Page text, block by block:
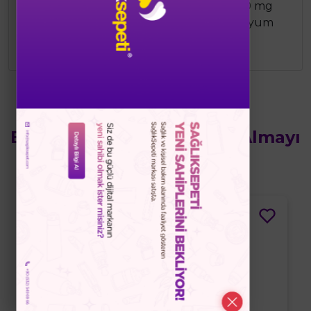
Bisglisinat20 mg Magnezyum Sitrat10 mg
Magnezyum L-Treonat10 mg Magnezyum
Taurat10 mg Vitamin B6 ve D3
Bu Ürünün Yanında Satın Almayı
Düşünebilirsiniz